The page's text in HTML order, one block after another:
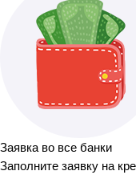
Заявка во все банки
Заполните заявку на